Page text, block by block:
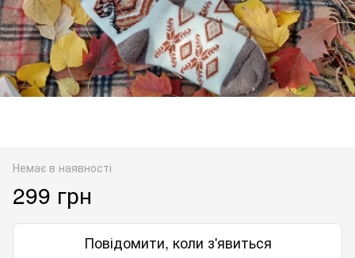
Немає в наявності
299 грн
Повідомити, коли з'явиться